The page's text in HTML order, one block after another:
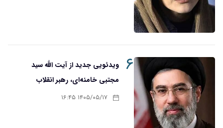
۶
ویدئویی جدید از آیت الله سید
مجتبی خامنه‌ای، رهبر انقلاب
۱۴۰۵/۰۵/۱۷ ۱۶:۴۵